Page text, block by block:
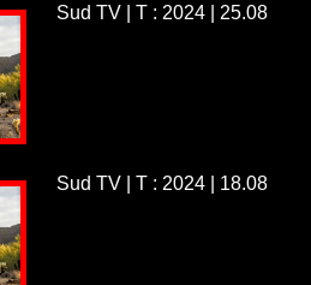
Sud TV | T : 2024 | 25.08
Sud TV | T : 2024 | 18.08